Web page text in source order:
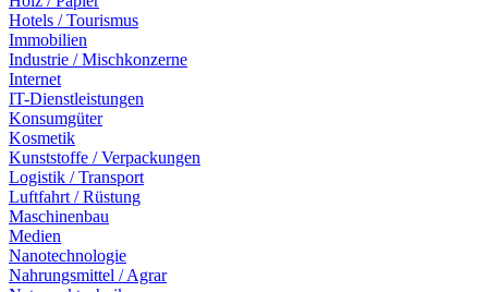
Hotels / Tourismus
Immobilien
Industrie / Mischkonzerne
Internet
IT-Dienstleistungen
Konsumgüter
Kosmetik
Kunststoffe / Verpackungen
Logistik / Transport
Luftfahrt / Rüstung
Maschinenbau
Medien
Nanotechnologie
Nahrungsmittel / Agrar